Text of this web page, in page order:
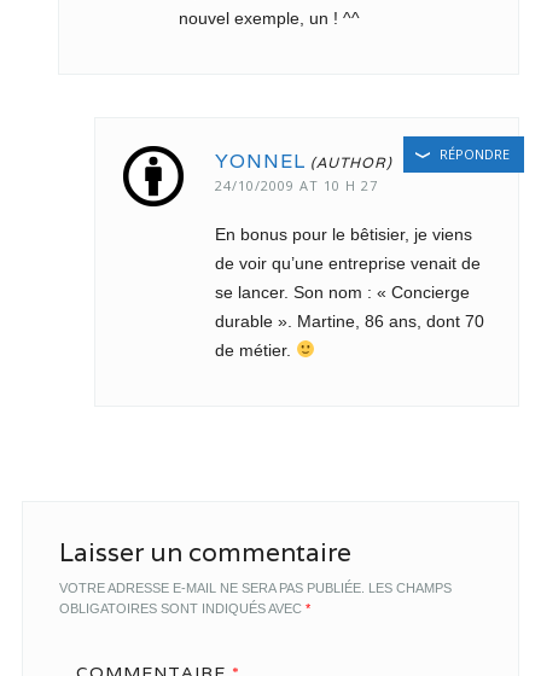
nouvel exemple, un ! ^^
YONNEL
24/10/2009 AT 10 H 27
En bonus pour le bêtisier, je viens
de voir qu’une entreprise venait de
se lancer. Son nom : « Concierge
durable ». Martine, 86 ans, dont 70
de métier.
RÉPONDRE
Laisser un commentaire
VOTRE ADRESSE E-MAIL NE SERA PAS PUBLIÉE. LES CHAMPS
OBLIGATOIRES SONT INDIQUÉS AVEC *